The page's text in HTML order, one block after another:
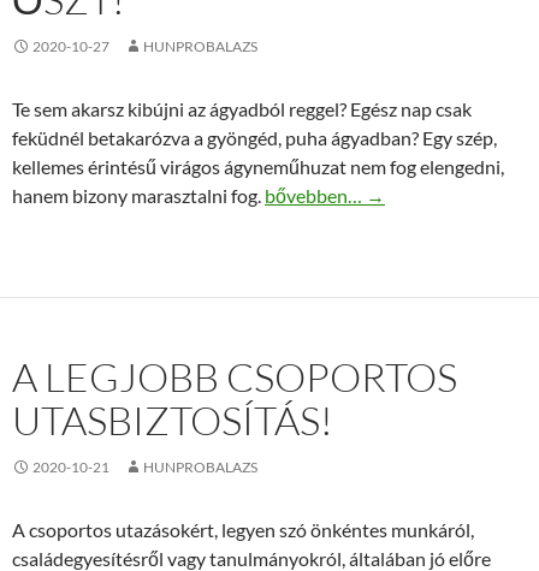
2020-10-27 HUNPROBALAZS
Te sem akarsz kibújni az ágyadból reggel? Egész nap csak
feküdnél betakarózva a gyöngéd, puha ágyadban? Egy szép,
kellemes érintésű virágos ágyneműhuzat nem fog elengedni,
hanem bizony marasztalni fog. Egy szép, virágos
bővebben… →
A LEGJOBB CSOPORTOS
UTASBIZTOSÍTÁS!
2020-10-21 HUNPROBALAZS
A csoportos utazásokért, legyen szó önkéntes munkáról,
családegyesítésről vagy tanulmányokról, általában jó előre